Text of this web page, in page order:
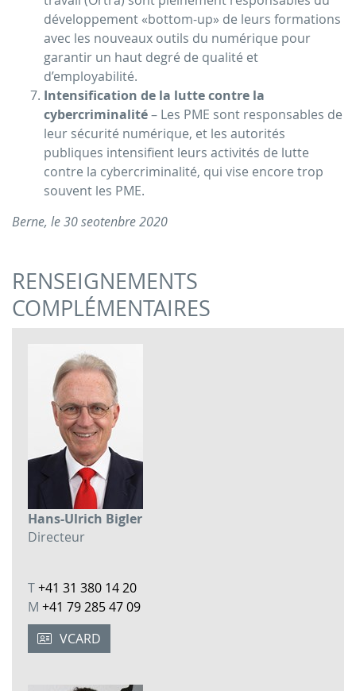
développement «bottom-up» de leurs formations
avec les nouveaux outils du numérique pour
garantir un haut degré de qualité et
d’employabilité.
Intensification de la lutte contre la
cybercriminalité– Les PME sont responsables de
leur sécurité numérique, et les autorités
publiques intensifient leurs activités de lutte
contre la cybercriminalité, qui vise encore trop
souvent les PME.
Berne, le 30 seotenbre 2020
RENSEIGNEMENTS
COMPLÉMENTAIRES
Hans-Ulrich Bigler
Directeur
T+41 31 380 14 20
M +41 79 285 47 09
VCARD